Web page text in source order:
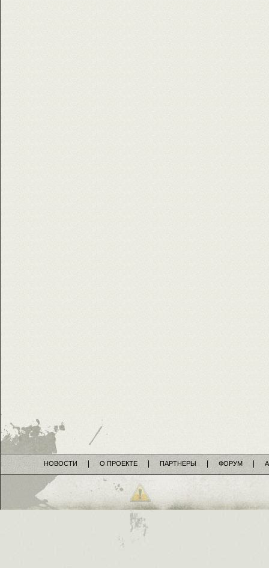
НОВОСТИ О ПРОЕКТЕ ПАРТНЕРЫ ФОРУМ